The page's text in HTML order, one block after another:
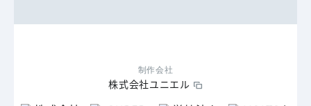
制作会社
株式会社ユニエル